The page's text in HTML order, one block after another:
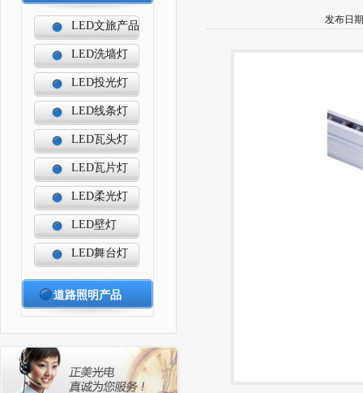
LED文旅产品
LED洗墙灯
LED投光灯
LED线条灯
LED瓦头灯
LED瓦片灯
LED柔光灯
LED壁灯
LED舞台灯
道路照明产品
发布日